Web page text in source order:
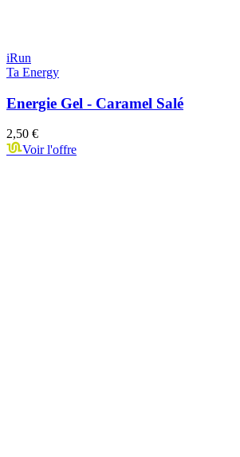
iRun
Ta Energy
Energie Gel - Caramel Salé
2,50 €
Voir l'offre